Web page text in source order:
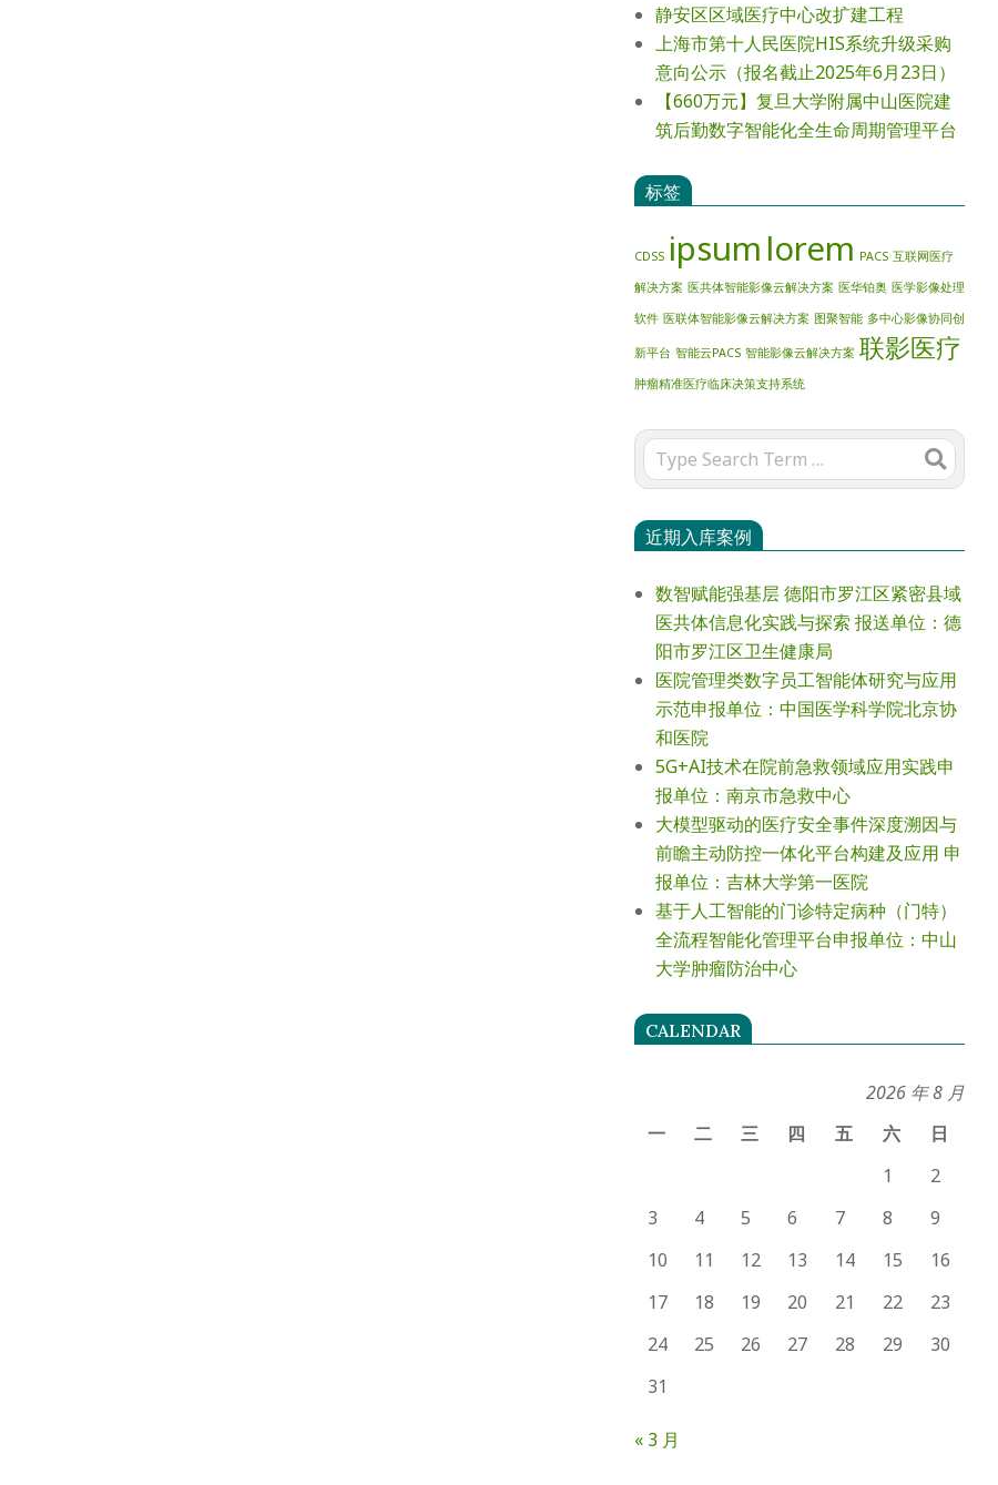
静安区区域医疗中心改扩建工程
上海市第十人民医院HIS系统升级采购
意向公示（报名截止2025年6月23日）
【660万元】复旦大学附属中山医院建
筑后勤数字智能化全生命周期管理平台
标签
CDSS ipsum lorem PACS 互联网医疗
解决方案 医共体智能影像云解决方案 医华铂奥 医学影像处理
软件 医联体智能影像云解决方案 图聚智能 多中心影像协同创
新平台 智能云PACS 智能影像云解决方案 联影医疗
肿瘤精准医疗临床决策支持系统
Search
近期入库案例
数智赋能强基层 德阳市罗江区紧密县域
医共体信息化实践与探索 报送单位：德
阳市罗江区卫生健康局
医院管理类数字员工智能体研究与应用
示范申报单位：中国医学科学院北京协
和医院
5G+AI技术在院前急救领域应用实践申
报单位：南京市急救中心
大模型驱动的医疗安全事件深度溯因与
前瞻主动防控一体化平台构建及应用 申
报单位：吉林大学第一医院
基于人工智能的门诊特定病种（门特）
全流程智能化管理平台申报单位：中山
大学肿瘤防治中心
CALENDAR
2026 年 8 月
一
二 三 四 五 六
日
1
2
3
4 5 6 7 8
9
10
11 12 13 14 15
16
17
18 19 20 21 22
23
24
25 26 27 28 29
30
31
« 3 月